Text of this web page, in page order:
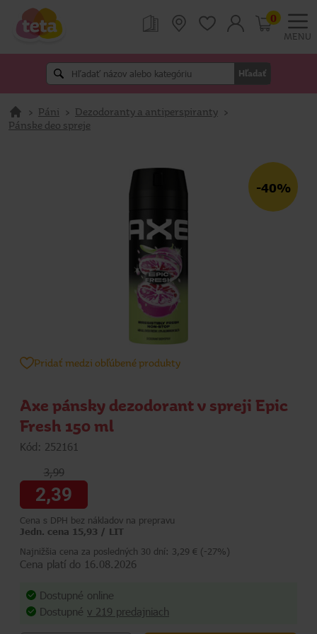
MENU
Hľadať
0
> Páni > Dezodoranty a antiperspiranty
>
Pánske deo spreje
-40%
Pridať medzi obľúbené produkty
Axe pánsky dezodorant v spreji Epic
Fresh 150 ml
Kód: 252161
3,99
2,39
Cena s DPH bez nákladov na prepravu
Jedn. cena 15,93 / LIT
Najnižšia cena za posledných 30 dní: 3,29 € (-27%)
Cena platí do 16.08.2026
Dostupné online
Dostupné v 219 predajniach